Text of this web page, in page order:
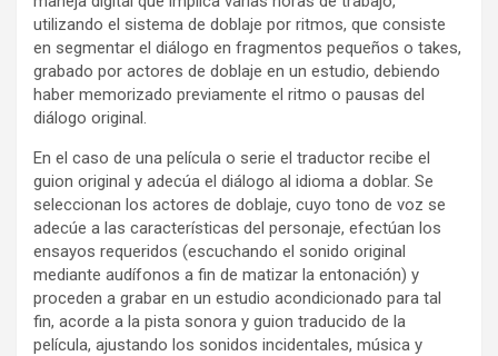
utilizando el sistema de doblaje por ritmos, que consiste
en segmentar el diálogo en fragmentos pequeños o takes,
grabado por actores de doblaje en un estudio, debiendo
haber memorizado previamente el ritmo o pausas del
diálogo original.
En el caso de una película o serie el traductor recibe el
guion original y adecúa el diálogo al idioma a doblar. Se
seleccionan los actores de doblaje, cuyo tono de voz se
adecúe a las características del personaje, efectúan los
ensayos requeridos (escuchando el sonido original
mediante audífonos a fin de matizar la entonación) y
proceden a grabar en un estudio acondicionado para tal
fin, acorde a la pista sonora y guion traducido de la
película, ajustando los sonidos incidentales, música y